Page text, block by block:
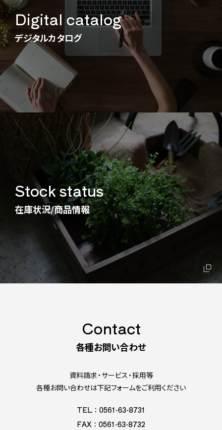
Digital catalog
デジタルカタログ
Stock status
在庫状況/商品情報
Contact
各種お問い合わせ
資料請求・サービス・採用等
各種お問い合わせは下記フォームをご利用ください
TEL：0561-63-8731
FAX：0561-63-8732